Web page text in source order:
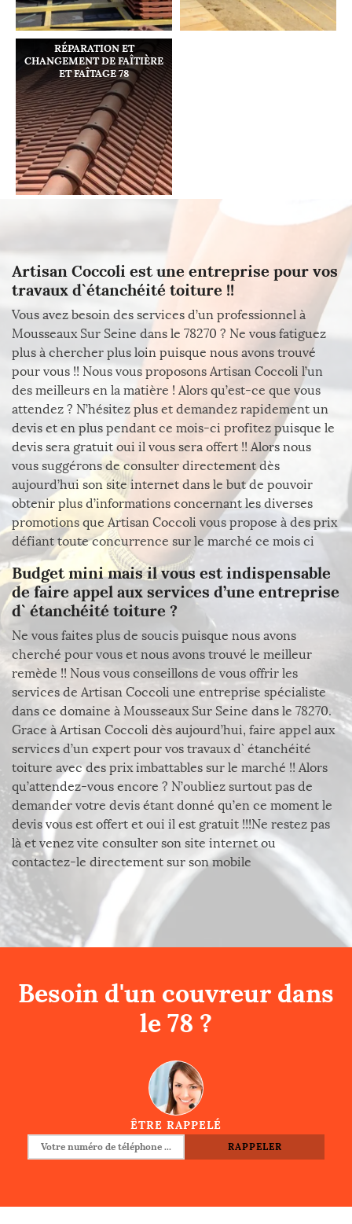
RÉPARATION ET
CHANGEMENT DE FAÎTIÈRE
ET FAÎTAGE 78
Artisan Coccoli est une entreprise pour vos
travaux d`étanchéité toiture !!
Vous avez besoin des services d’un professionnel à
Mousseaux Sur Seine dans le 78270 ? Ne vous fatiguez
plus à chercher plus loin puisque nous avons trouvé
pour vous !! Nous vous proposons Artisan Coccoli l’un
des meilleurs en la matière ! Alors qu’est-ce que vous
attendez ? N’hésitez plus et demandez rapidement un
devis et en plus pendant ce mois-ci profitez puisque le
devis sera gratuit oui il vous sera offert !! Alors nous
vous suggérons de consulter directement dès
aujourd’hui son site internet dans le but de pouvoir
obtenir plus d’informations concernant les diverses
promotions que Artisan Coccoli vous propose à des prix
défiant toute concurrence sur le marché ce mois ci
Budget mini mais il vous est indispensable
de faire appel aux services d’une entreprise
d` étanchéité toiture ?
Ne vous faites plus de soucis puisque nous avons
cherché pour vous et nous avons trouvé le meilleur
remède !! Nous vous conseillons de vous offrir les
services de Artisan Coccoli une entreprise spécialiste
dans ce domaine à Mousseaux Sur Seine dans le 78270.
Grace à Artisan Coccoli dès aujourd’hui, faire appel aux
services d’un expert pour vos travaux d` étanchéité
toiture avec des prix imbattables sur le marché !! Alors
qu’attendez-vous encore ? N’oubliez surtout pas de
demander votre devis étant donné qu’en ce moment le
devis vous est offert et oui il est gratuit !!!Ne restez pas
là et venez vite consulter son site internet ou
contactez-le directement sur son mobile
Besoin d'un couvreur dans
le 78 ?
ÊTRE RAPPELÉ